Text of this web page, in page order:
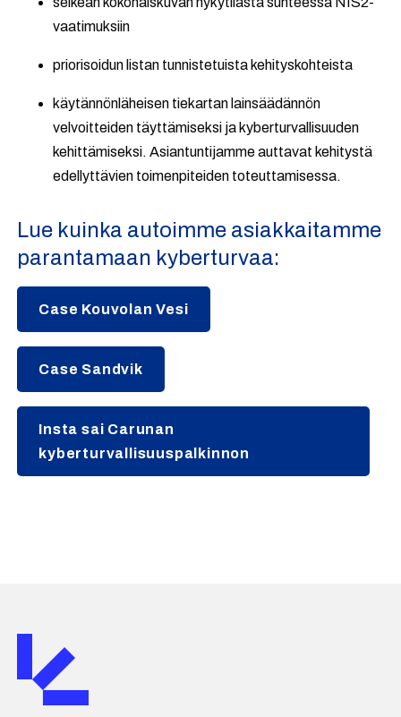
vaatimuksiin
priorisoidun listan tunnistetuista kehityskohteista
käytännönläheisen tiekartan lainsäädännön
velvoitteiden täyttämiseksi ja kyberturvallisuuden
kehittämiseksi. Asiantuntijamme auttavat kehitystä
edellyttävien toimenpiteiden toteuttamisessa.
Lue kuinka autoimme asiakkaitamme
parantamaan kyberturvaa:
Case Kouvolan Vesi
Case Sandvik
Insta sai Carunan
kyberturvallisuuspalkinnon